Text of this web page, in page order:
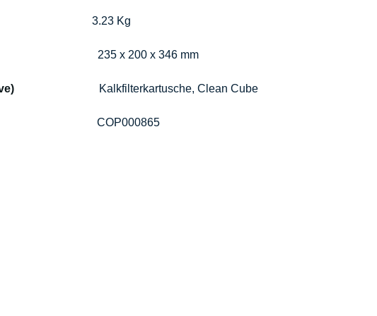
3.23 Kg
235 x 200 x 346 mm
Kalkfilterkartusche, Clean Cube
COP000865